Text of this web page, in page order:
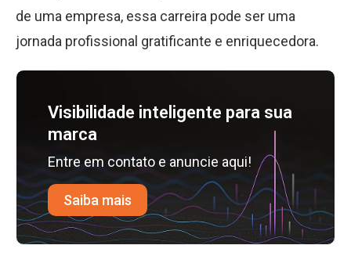
de uma empresa, essa carreira pode ser uma
jornada profissional gratificante e enriquecedora.
Visibilidade inteligente para sua
marca
Entre em contato e anuncie aqui!
Saiba mais